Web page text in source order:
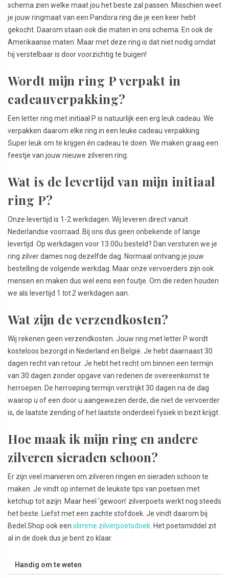
schema zien welke maat jou het beste zal passen. Misschien weet
je jouw ringmaat van een Pandora ring die je een keer hebt
gekocht. Daarom staan ook die maten in ons schema. En ook de
Amerikaanse maten. Maar met deze ring is dat niet nodig omdat
hij verstelbaar is door voorzichtig te buigen!
Wordt mijn ring P verpakt in
cadeauverpakking?
Een letter ring met initiaal P is natuurlijk een erg leuk cadeau. We
verpakken daarom elke ring in een leuke cadeau verpakking.
Super leuk om te krijgen én cadeau te doen. We maken graag een
feestje van jouw nieuwe zilveren ring.
Wat is de levertijd van mijn initiaal
ring P?
Onze levertijd is 1-2 werkdagen. Wij leveren direct vanuit
Nederlandse voorraad. Bij ons dus geen onbekende of lange
levertijd. Op werkdagen voor 13.00u besteld? Dan versturen we je
ring zilver dames nog dezelfde dag. Normaal ontvang je jouw
bestelling de volgende werkdag. Maar onze vervoerders zijn ook
mensen en maken dus wel eens een foutje. Om die reden houden
we als levertijd 1 tot 2werkdagen aan.
Wat zijn de verzendkosten?
Wij rekenen geen verzendkosten. Jouw ring met letter P wordt
kosteloos bezorgd in Nederland en België. Je hebt daarnaast 30
dagen recht van retour. Je hebt het recht om binnen een termijn
van 30 dagen zonder opgave van redenen de overeenkomst te
herroepen. De herroeping termijn verstrijkt 30 dagen na de dag
waarop u of een door u aangewezen derde, die niet de vervoerder
is, de laatste zending of het laatste onderdeel fysiek in bezit krijgt.
Hoe maak ik mijn ring en andere
zilveren sieraden schoon?
Er zijn veel manieren om zilveren ringen en sieraden schoon te
maken. Je vindt op internet de leukste tips van poetsen met
ketchup tot azijn. Maar heel ‘gewoon’ zilverpoets werkt nog steeds
het beste. Liefst met een zachte stofdoek. Je vindt daarom bij
Bedel.Shop ook een slimme zilverpoetsdoek . Het poetsmiddel zit
al in de doek dus je bent zo klaar.
Handig om te weten